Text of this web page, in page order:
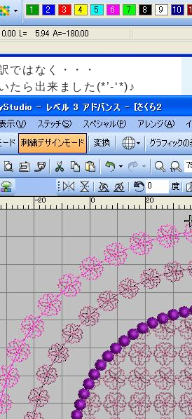
ではなく・・・
たら出来ました(*’-‘*)♪